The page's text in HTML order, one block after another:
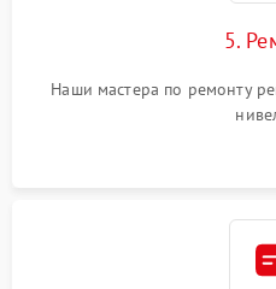
5.
Наши мастера по ремонту